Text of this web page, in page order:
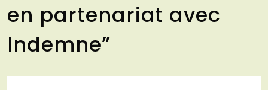
en partenariat avec
Indemne”